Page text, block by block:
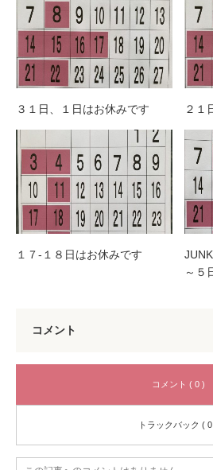
３１日、１日はお休みです ２１
１７-１８日はお休みです
～５
コメント
コメント ( 0 )
トラックバック (